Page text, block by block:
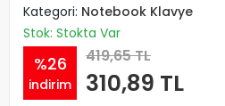
Kategori: Notebook Klavye
Stok: Stokta Var
%26
indirim
419,65 TL
310,89 TL